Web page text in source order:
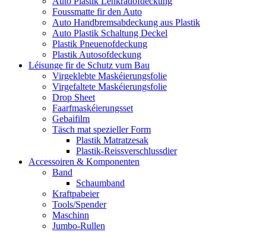
Foussmatte fir den Auto
Auto Handbremsabdeckung aus Plastik
Auto Plastik Schaltung Deckel
Plastik Pneuenofdeckung
Plastik Autosofdeckung
Léisunge fir de Schutz vum Bau
Virgeklebte Maskéierungsfolie
Virgefaltete Maskéierungsfolie
Drop Sheet
Faarfmaskéierungsset
Gebaifilm
Täsch mat spezieller Form
Plastik Matratzesak
Plastik-Reissverschlussdier
Accessoiren & Komponenten
Band
Schaumband
Kraftpabeier
Tools/Spender
Maschinn
Jumbo-Rullen